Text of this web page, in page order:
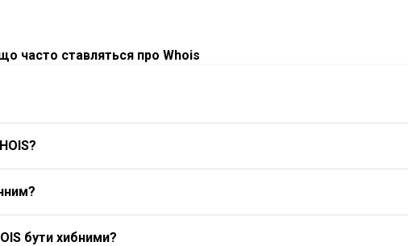
часто ставляться про Whois
бути хибними?